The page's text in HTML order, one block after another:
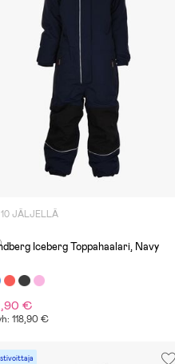
10 JÄLJELLÄ
Iceberg Toppahaalari, Navy
€
118,90 €